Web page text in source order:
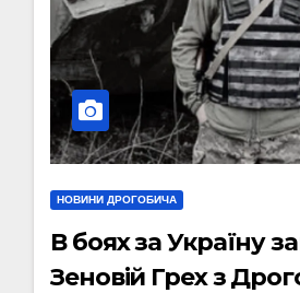
НОВИНИ ДРОГОБИЧА
В боях за Україну
Зеновій Грех з